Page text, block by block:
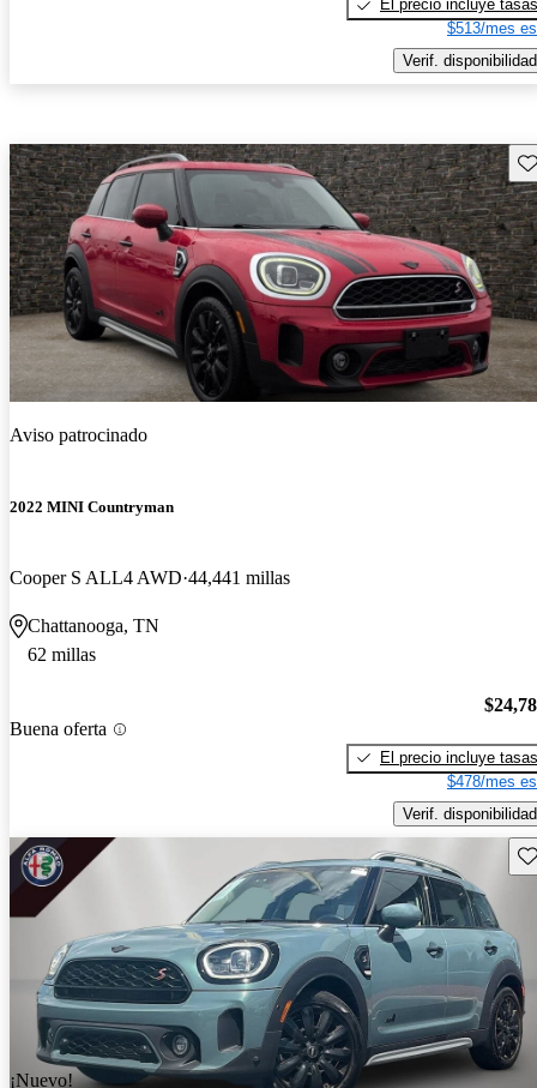
El precio incluye tasas
$513/mes
Verif. disponibilidad
Aviso patrocinado
2022 MINI Countryman
Cooper S ALL4 AWD 44,441 millas
Chattanooga, TN
62 millas
Buena oferta
El precio incluye tasas
$478/mes
Verif. disponibilidad
¡Nuevo!